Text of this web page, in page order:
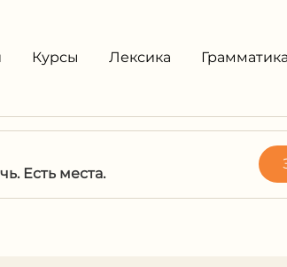
Курсы Лексика Грамматика
Есть места.